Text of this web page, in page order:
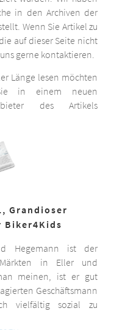
in den Archiven der
Wenn Sie Artikel zu
auf dieser Seite nicht
gerne kontaktieren.
Länge lesen möchten
Sie in einem neuen
des Artikels
Grandioser
Biker4Kids
Hegemann ist der
Märkten in Eller und
meinen, ist er gut
Geschäftsmann
vielfältig sozial zu